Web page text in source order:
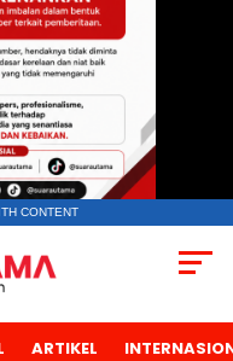
CONTENT
ARTIKEL